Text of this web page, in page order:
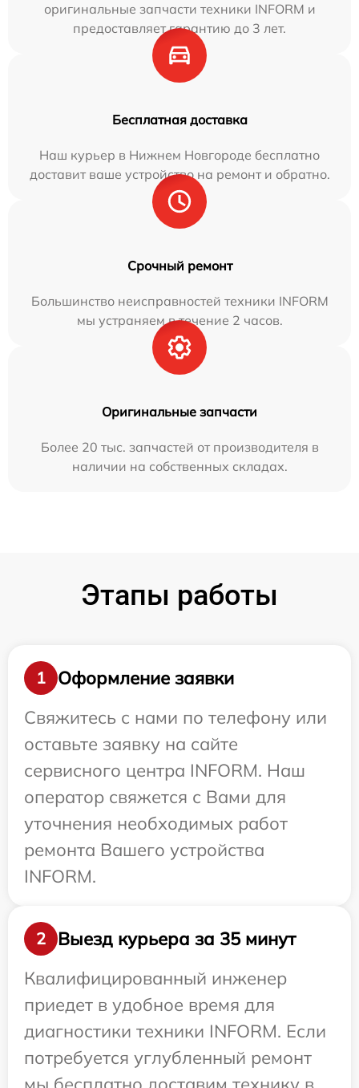
оригинальные запчасти техники INFORM и
предоставляет гарантию до 3 лет.
Бесплатная доставка
Наш курьер в Нижнем Новгороде бесплатно
доставит ваше устройство на ремонт и обратно.
Срочный ремонт
Большинство неисправностей техники INFORM
мы устраняем в течение 2 часов.
Оригинальные запчасти
Более 20 тыс. запчастей от производителя в
наличии на собственных складах.
Этапы работы
1
Оформление заявки
Свяжитесь с нами по телефону или
оставьте заявку на сайте
сервисного центра INFORM. Наш
оператор свяжется с Вами для
уточнения необходимых работ
ремонта Вашего устройства
INFORM.
2
Выезд курьера за 35 минут
Квалифицированный инженер
приедет в удобное время для
диагностики техники INFORM. Если
потребуется углубленный ремонт